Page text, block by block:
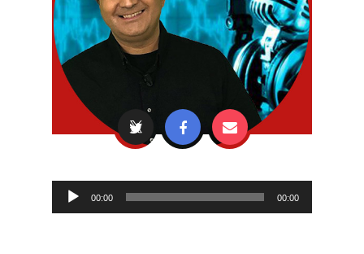
Audio
Player
00:00 00:00